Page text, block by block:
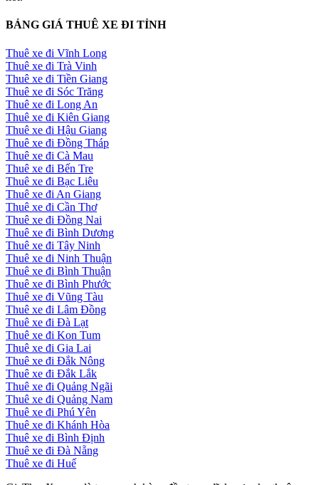
BẢNG GIÁ THUÊ XE ĐI TỈNH
Thuê xe đi Vĩnh Long
Thuê xe đi Trà Vinh
Thuê xe đi Tiền Giang
Thuê xe đi Sóc Trăng
Thuê xe đi Long An
Thuê xe đi Kiên Giang
Thuê xe đi Hậu Giang
Thuê xe đi Đồng Tháp
Thuê xe đi Cà Mau
Thuê xe đi Bến Tre
Thuê xe đi Bạc Liêu
Thuê xe đi An Giang
Thuê xe đi Cần Thơ
Thuê xe đi Đồng Nai
Thuê xe đi Bình Dương
Thuê xe đi Tây Ninh
Thuê xe đi Ninh Thuận
Thuê xe đi Bình Thuận
Thuê xe đi Bình Phước
Thuê xe đi Vũng Tàu
Thuê xe đi Lâm Đồng
Thuê xe đi Đà Lạt
Thuê xe đi Kon Tum
Thuê xe đi Gia Lai
Thuê xe đi Đắk Nông
Thuê xe đi Đắk Lắk
Thuê xe đi Quảng Ngãi
Thuê xe đi Quảng Nam
Thuê xe đi Phú Yên
Thuê xe đi Khánh Hòa
Thuê xe đi Bình Định
Thuê xe đi Đà Nẵng
Thuê xe đi Huế